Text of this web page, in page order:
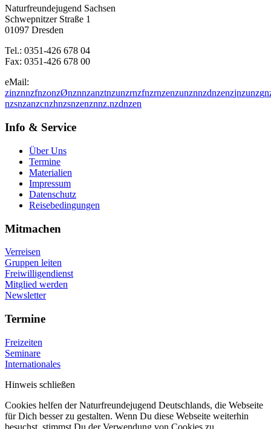
Naturfreundejugend Sachsen
Schwepnitzer Straße 1
01097 Dresden
Tel.: 0351-426 678 04
Fax: 0351-426 678 00
eMail:
zinznnzfnzonzØnznnzanztnzunzrnzfnzrnzenzunznnzdnzenzjnzunzgn
nzsnzanzcnzhnzsnzenznnz.nzdnzen
Info & Service
Über Uns
Termine
Materialien
Impressum
Datenschutz
Reisebedingungen
Mitmachen
Verreisen
Gruppen leiten
Freiwilligendienst
Mitglied werden
Newsletter
Termine
Freizeiten
Seminare
Internationales
Hinweis schließen
Cookies helfen der Naturfreundejugend Deutschlands, die Webseite
für Dich besser zu gestalten. Wenn Du diese Webseite weiterhin
besuchst, stimmst Du der Verwendung von Cookies zu.